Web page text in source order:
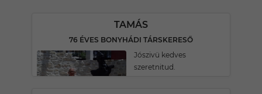
TAMÁS
76 ÉVES BONYHÁDI TÁRSKERESŐ
Jószivü kedves
szeretnitud.